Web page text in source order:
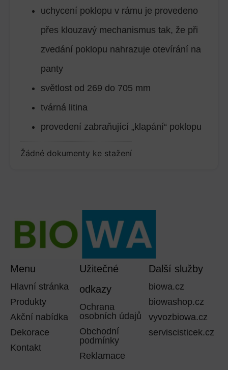
uchycení poklopu v rámu je provedeno
přes klouzavý mechanismus tak, že při
zvedání poklopu nahrazuje otevírání na
panty
světlost od 269 do 705 mm
tvárná litina
provedení zabraňující „klapání“ poklopu
Žádné dokumenty ke stažení
Menu
Hlavní stránka
Produkty
Akční nabídka
Dekorace
Kontakt
Užitečné
odkazy
Ochrana
osobních údajů
Obchodní
podmínky
Reklamace
Další služby
biowa.cz
biowashop.cz
vyvozbiowa.cz
serviscisticek.cz